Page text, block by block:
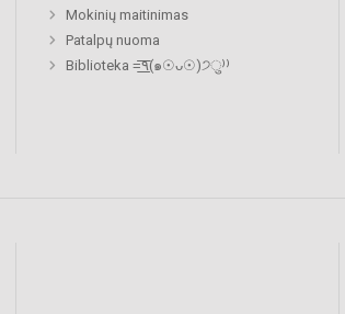
Mokinių maitinimas
Patalpų nuoma
Biblioteka =͟͟͞͞٩(๑☉ᴗ☉)੭ु⁾⁾